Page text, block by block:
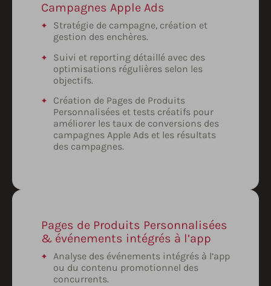
Campagnes Apple Ads
Stratégie de campagne, création et
gestion des enchères.
Suivi et reporting détaillé avec des
optimisations régulières selon les
objectifs.
Création de Pages de Produits
Personnalisées et tests créatifs pour
améliorer les taux de conversions des
campagnes Apple Ads et les résultats
des campagnes.
Pages de Produits Personnalisées
& événements intégrés à l’app
Analyse des événements intégrés à l’app
ou du contenu promotionnel des
concurrents.